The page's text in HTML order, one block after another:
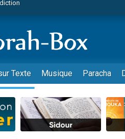
Zoom
Rivka, 6 enfants, victime de
Journée de Vacances Pour les Enfants
Zoom
Texte Musique Paracha